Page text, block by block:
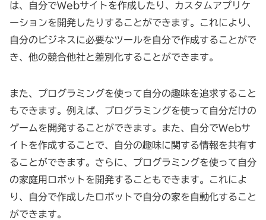
は、自分でWebサイトを作成したり、カスタムアプリケ
ーションを開発したりすることができます。これにより、
自分のビジネスに必要なツールを自分で作成することがで
き、他の競合他社と差別化することができます。
また、プログラミングを使って自分の趣味を追求すること
もできます。例えば、プログラミングを使って自分だけの
ゲームを開発することができます。また、自分でWebサ
イトを作成することで、自分の趣味に関する情報を共有す
ることができます。さらに、プログラミングを使って自分
の家庭用ロボットを開発することもできます。これによ
り、自分で作成したロボットで自分の家を自動化すること
ができます。